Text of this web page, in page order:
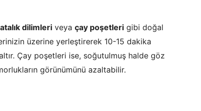
dilimleri veya çay poşetleri gibi doğal
üzerine yerleştirerek 10-15 dakika
Çay poşetleri ise, soğutulmuş halde göz
görünümünü azaltabilir.